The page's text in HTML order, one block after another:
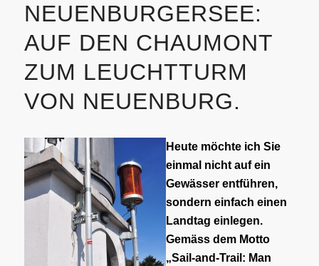
NEUENBURGERSEE:
AUF DEN CHAUMONT
ZUM LEUCHTTURM
VON NEUENBURG.
Heute möchte ich Sie
einmal nicht auf ein
Gewässer entführen,
sondern einfach einen
Landtag einlegen.
Gemäss dem Motto
„Sail-and-Trail: Man